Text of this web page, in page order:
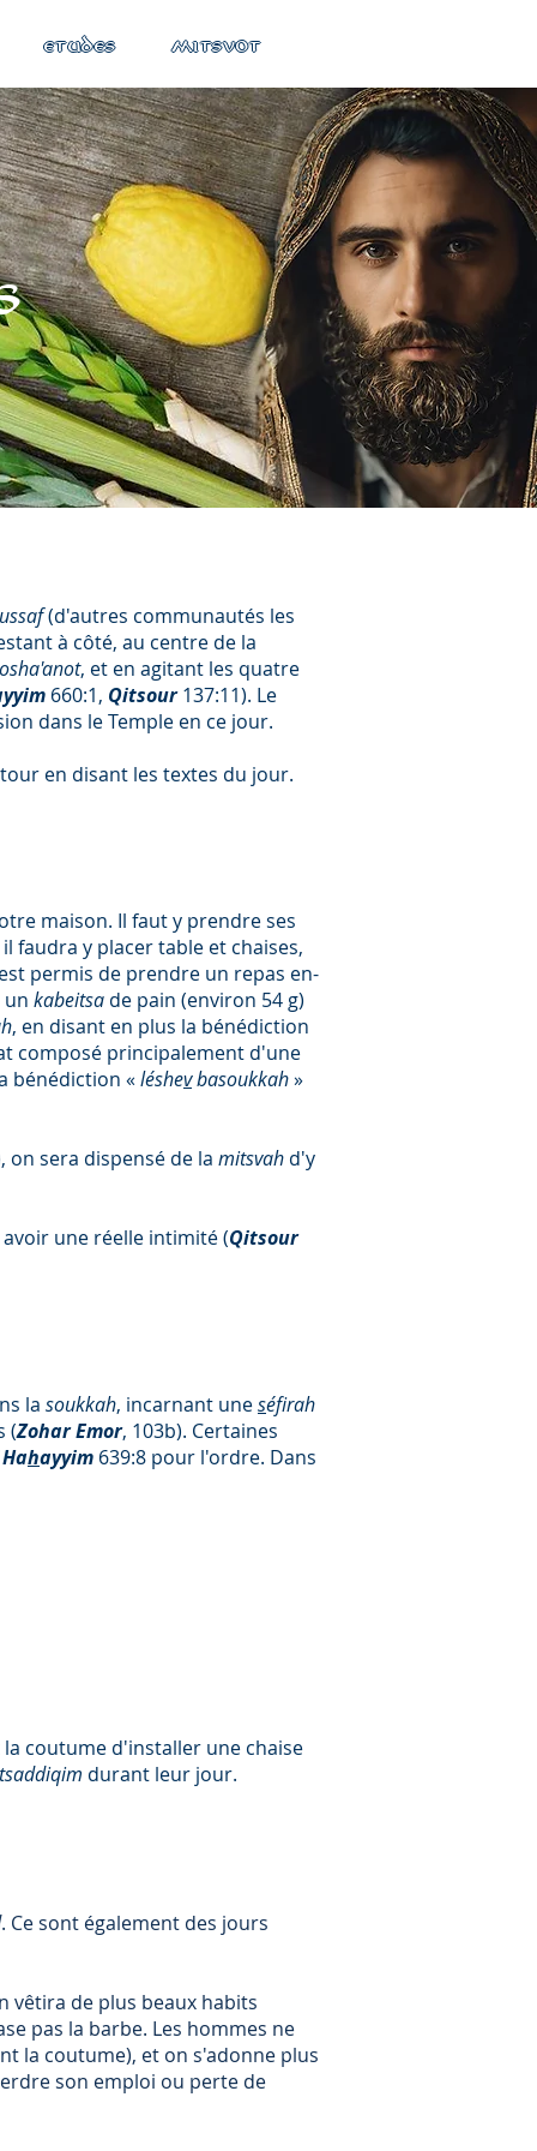
ETUDES MITSVOT
(d'autres communautés les
à côté, au centre de la
, et en agitant les quatre
660:1, Qitsour137:11). Le
dans le Temple en ce jour.
en disant les textes du jour.
maison. Il faut y prendre ses
faudra y placer table et chaises,
permis de prendre un repas en-
un kabeitsa de pain (environ 54 g)
, en disant en plus la bénédiction
composé principalement d'une
bénédiction «léshevbasoukkah»
sera dispensé de la mitsvah d'y
une réelle intimité (Qitsour
la soukkah, incarnant uneséfirah
(Zohar Emor, 103b). Certaines
hayyim 639:8 pour l'ordre. Dans
coutume d'installer une chaise
tsaddiqim durant leur jour.
. Ce sont également des jours
vêtira de plus beaux habits
pas la barbe. Les hommes ne
la coutume), et on s'adonne plus
son emploi ou perte de